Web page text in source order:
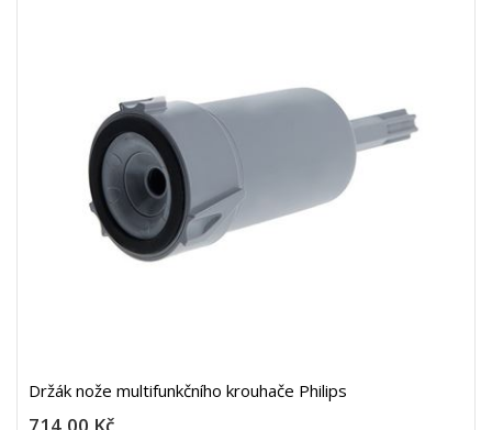
Držák nože multifunkčního krouhače Philips